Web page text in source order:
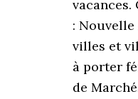
: Nouvelle
villes et
à porter
de